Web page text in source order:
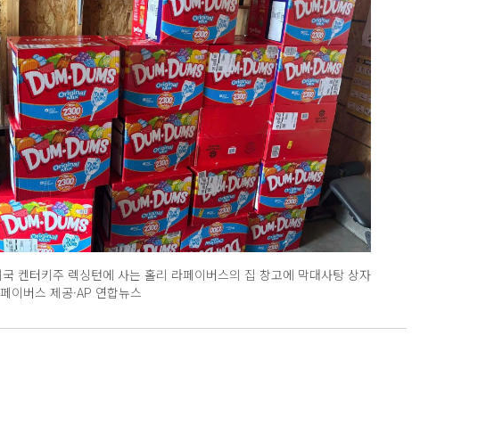
켄터키주 렉싱턴에 사는 홀리 라페이버스의 집 창고에 막대사탕 상자
이버스 제공·AP 연합뉴스